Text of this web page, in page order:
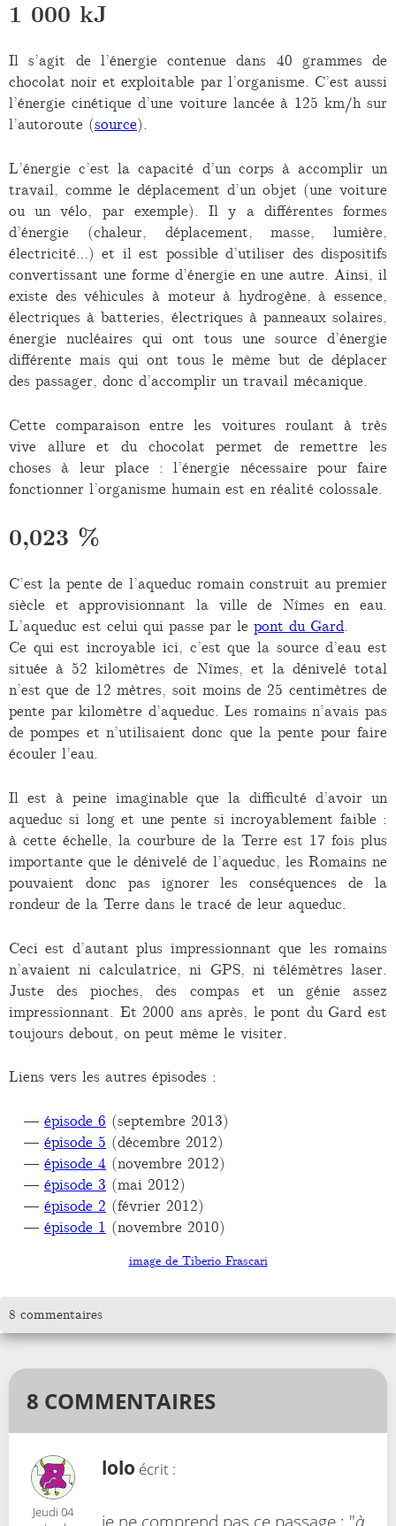
1 000 kJ
Il s’agit de l’énergie contenue dans 40 grammes de
chocolat noir et exploitable par l’organisme. C’est aussi
l’énergie cinétique d’une voiture lancée à 125 km/h sur
l’autoroute (source).
L’énergie c’est la capacité d’un corps à accomplir un
travail, comme le déplacement d’un objet (une voiture
ou un vélo, par exemple). Il y a différentes formes
d’énergie (chaleur, déplacement, masse, lumière,
électricité…) et il est possible d’utiliser des dispositifs
convertissant une forme d’énergie en une autre. Ainsi, il
existe des véhicules à moteur à hydrogène, à essence,
électriques à batteries, électriques à panneaux solaires,
énergie nucléaires qui ont tous une source d’énergie
différente mais qui ont tous le même but de déplacer
des passager, donc d’accomplir un travail mécanique.
Cette comparaison entre les voitures roulant à très
vive allure et du chocolat permet de remettre les
choses à leur place : l’énergie nécessaire pour faire
fonctionner l’organisme humain est en réalité colossale.
0,023 %
C’est la pente de l’aqueduc romain construit au premier
siècle et approvisionnant la ville de Nîmes en eau.
L’aqueduc est celui qui passe par le pont du Gard.
Ce qui est incroyable ici, c’est que la source d’eau est
située à 52 kilomètres de Nîmes, et la dénivelé total
n’est que de 12 mètres, soit moins de 25 centimètres de
pente par kilomètre d’aqueduc. Les romains n’avais pas
de pompes et n’utilisaient donc que la pente pour faire
écouler l’eau.
Il est à peine imaginable que la difficulté d’avoir un
aqueduc si long et une pente si incroyablement faible :
à cette échelle, la courbure de la Terre est 17 fois plus
importante que le dénivelé de l’aqueduc, les Romains ne
pouvaient donc pas ignorer les conséquences de la
rondeur de la Terre dans le tracé de leur aqueduc.
Ceci est d’autant plus impressionnant que les romains
n’avaient ni calculatrice, ni GPS, ni télémètres laser.
Juste des pioches, des compas et un génie assez
impressionnant. Et 2000 ans après, le pont du Gard est
toujours debout, on peut même le visiter.
Liens vers les autres épisodes :
épisode 6 (septembre 2013)
épisode 5 (décembre 2012)
épisode 4 (novembre 2012)
épisode 3 (mai 2012)
épisode 2 (février 2012)
épisode 1 (novembre 2010)
image de Tiberio Frascari
8 commentaires
8 COMMENTAIRES
Jeudi 04
lolo écrit :
je ne comprend pas ce passage : "à